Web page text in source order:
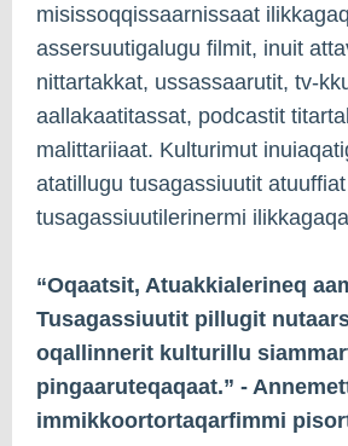
misissoqqissaarnissaat
assersuutigalugu filmit, inuit
nittartakkat, ussassaarutit, tv-
aallakaatitassat, podcastit
malittariiaat. Kulturimut
atatillugu tusagassiuutit
tusagassiuutilerinermi
“Oqaatsit, Atuakkialerineq
Tusagassiuutit pillugit
oqallinnerit kulturillu
pingaaruteqaqaat.” -
immikkoortortaqarfimmi